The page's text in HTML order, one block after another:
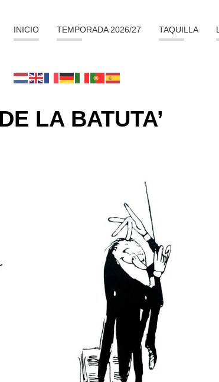
INICIO TEMPORADA 2026/27 TAQUILLA
LA BATUTA’